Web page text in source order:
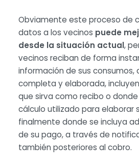
Obviamente este proceso de
datos a los vecinos puede
desde la situación actual,
vecinos reciban de forma
información de sus consumos,
completa y elaborada,
que sirva como recibo o
cálculo utilizado para elaborar
finalmente donde se incluya
de su pago, a través de
también posteriores al cobro.